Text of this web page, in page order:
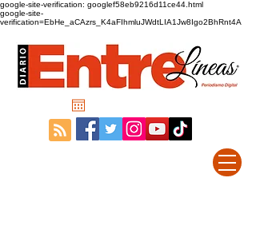
google-site-verification: googlef58eb9216d11ce44.html
google-site-
verification=EbHe_aCAzrs_K4aFIhmluJWdtLIA1Jw8Igo2BhRnt4A